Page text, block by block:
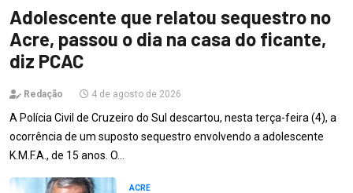
Adolescente que relatou sequestro no
Acre, passou o dia na casa do ficante,
diz PCAC
Redação 4 de agosto de 2026
A Polícia Civil de Cruzeiro do Sul descartou, nesta terça-feira (4), a
ocorrência de um suposto sequestro envolvendo a adolescente
K.M.F.A., de 15 anos. O…
ACRE